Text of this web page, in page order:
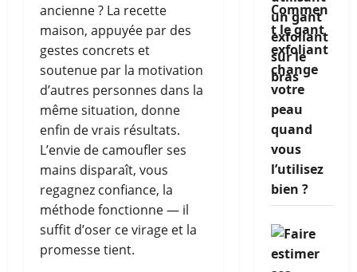
ancienne ? La recette
maison, appuyée par des
gestes concrets et
soutenue par la motivation
d’autres personnes dans la
même situation, donne
enfin de vrais résultats.
L’envie de camoufler ses
mains disparaît, vous
regagnez confiance, la
méthode fonctionne — il
suffit d’oser ce virage et la
promesse tient.
Commen
t le gant
exfoliant
change
votre
peau
quand
vous
l’utilisez
bien ?